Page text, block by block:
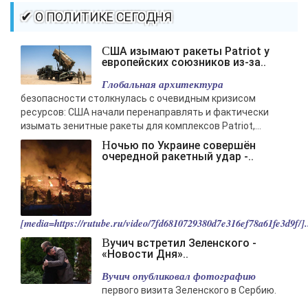
✔ О ПОЛИТИКЕ СЕГОДНЯ
США изымают ракеты Patriot у
европейских союзников из-за..
Глобальная архитектура
безопасности столкнулась с очевидным кризисом
ресурсов: США начали перенаправлять и фактически
изымать зенитные ракеты для комплексов Patriot,...
Ночью по Украине совершён
очередной ракетный удар -..
[media=https://rutube.ru/video/7fd6810729380d7e316ef78a61fe3d9f/
Вучич встретил Зеленского -
«Новости Дня»..
Вучич опубликовал фотографию
первого визита Зеленского в Сербию.